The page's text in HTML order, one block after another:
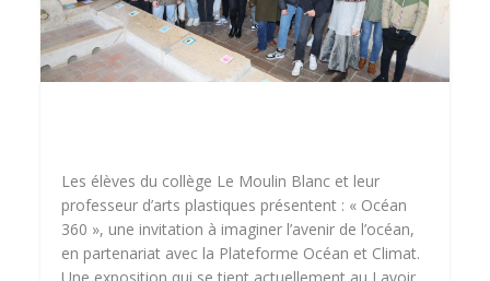
Les élèves du collège Le Moulin Blanc et leur
professeur d’arts plastiques présentent : « Océan
360 », une invitation à imaginer l’avenir de l’océan,
en partenariat avec la Plateforme Océan et Climat.
Une exposition qui se tient actuellement au Lavoir